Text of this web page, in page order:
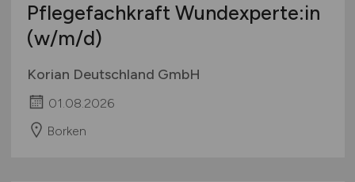
Pflegefachkraft Wundexperte:in
(w/m/d)
Korian Deutschland GmbH
01.08.2026
Borken